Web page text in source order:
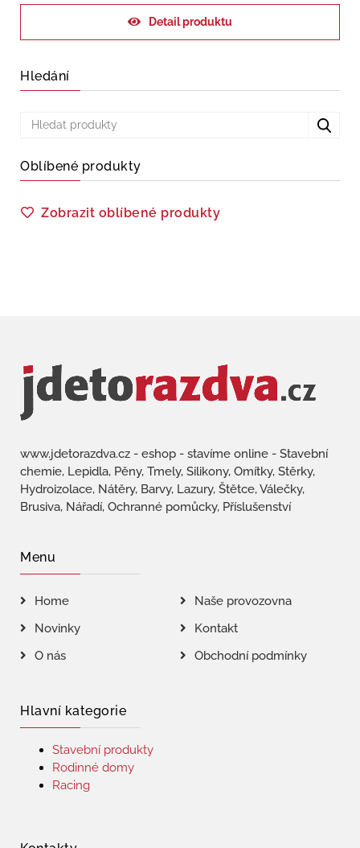
Detail produktu
Hledání
Oblíbené produkty
Zobrazit oblíbené produkty
www.jdetorazdva.cz - eshop - stavíme online - Stavební
chemie, Lepidla, Pěny, Tmely, Silikony, Omítky, Stěrky,
Hydroizolace, Nátěry, Barvy, Lazury, Štětce, Válečky,
Brusiva, Nářadí, Ochranné pomůcky, Příslušenství
Menu
Home
Naše provozovna
Novinky
Kontakt
O nás
Obchodní podmínky
Hlavní kategorie
Stavební produkty
Rodinné domy
Racing